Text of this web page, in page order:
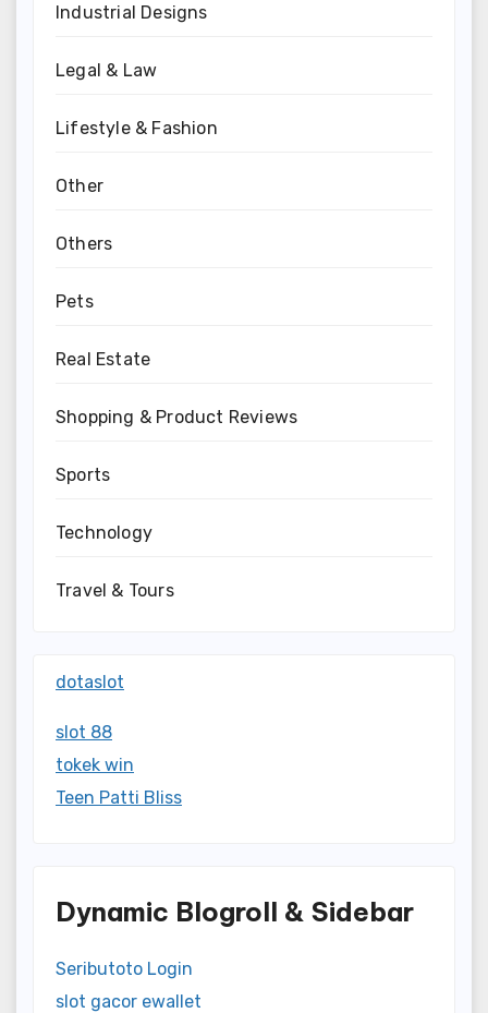
Industrial Designs
Legal & Law
Lifestyle & Fashion
Other
Others
Pets
Real Estate
Shopping & Product Reviews
Sports
Technology
Travel & Tours
dotaslot
slot 88
tokek win
Teen Patti Bliss
Dynamic Blogroll & Sidebar
Seributoto Login
slot gacor ewallet